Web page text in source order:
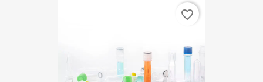
favorite_border